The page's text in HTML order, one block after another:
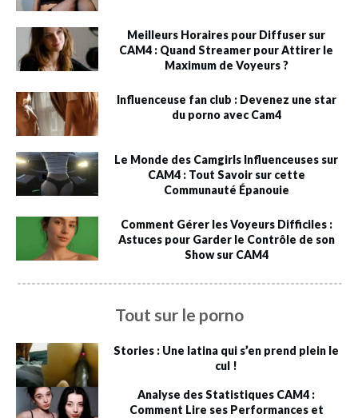
Meilleurs Horaires pour Diffuser sur
CAM4 : Quand Streamer pour Attirer le
Maximum de Voyeurs ?
Influenceuse fan club : Devenez une star
du porno avec Cam4
Le Monde des Camgirls Influenceuses sur
CAM4 : Tout Savoir sur cette
Communauté Épanouie
Comment Gérer les Voyeurs Difficiles :
Astuces pour Garder le Contrôle de son
Show sur CAM4
Tout sur le porno
Stories : Une latina qui s’en prend plein le
cul !
Analyse des Statistiques CAM4 :
Comment Lire ses Performances et